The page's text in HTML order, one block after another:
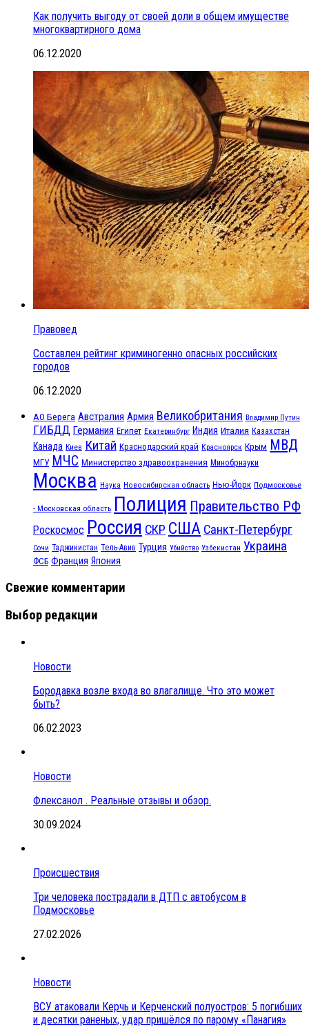
Как получить выгоду от своей доли в общем имуществе
многоквартирного дома
06.12.2020
Правовед
Составлен рейтинг криминогенно опасных российских
городов
06.12.2020
АО Берега Австралия Армия Великобритания Владимир Путин
ГИБДД Германия Египет Екатеринбург Индия Италия Казахстан
Канада Киев Китай Краснодарский край Красноярск Крым МВД
МГУ МЧС Министерство здравоохранения Минобрнауки
Москва Наука Новосибирская область Нью-Йорк Подмосковье
- Московская область Полиция Правительство РФ
Роскосмос Россия СКР США Санкт-Петербург
Сочи Таджикистан Тель-Авив Турция Убийство Узбекистан Украина
ФСБ Франция Япония
Свежие комментарии
Выбор редакции
Новости
Бородавка возле входа во влагалище. Что это может
быть?
06.02.2023
Новости
Флексанол . Реальные отзывы и обзор.
30.09.2024
Происшествия
Три человека пострадали в ДТП с автобусом в
Подмосковье
27.02.2026
Новости
ВСУ атаковали Керчь и Керченский полуостров: 5 погибших
и десятки раненых, удар пришёлся по парому «Панагия»